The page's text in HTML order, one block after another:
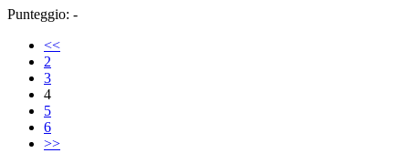
Punteggio: -
<<
2
3
4
5
6
>>